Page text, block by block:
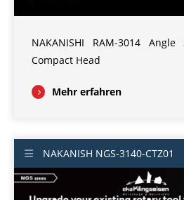
NAKANISHI RAM-3014
Compact Head
Mehr erfahren
NAKANISH NGS-3140-CTZ01